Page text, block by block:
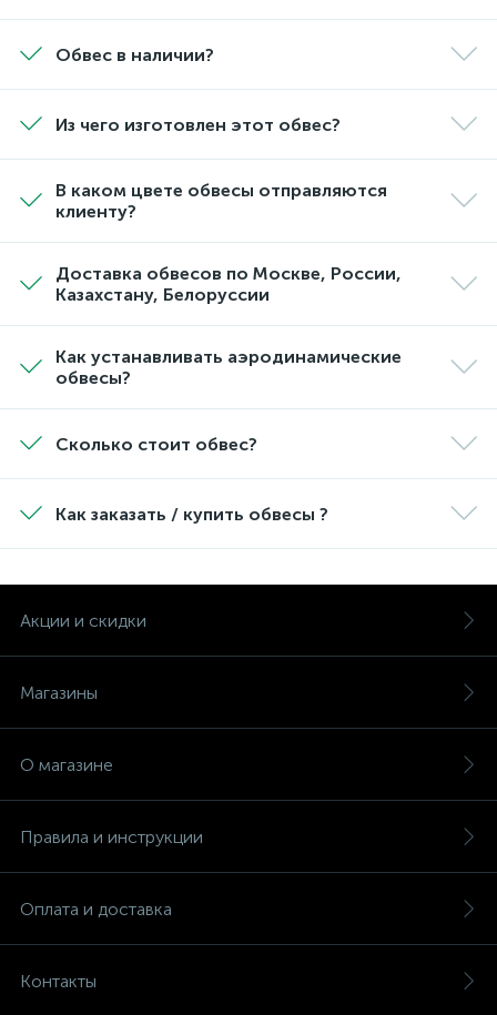
Обвес в наличии?
Из чего изготовлен этот обвес?
В каком цвете обвесы отправляются
клиенту?
Доставка обвесов по Москве, России,
Казахстану, Белоруссии
Как устанавливать аэродинамические
обвесы?
Сколько стоит обвес?
Как заказать / купить обвесы ?
Акции и скидки
Магазины
О магазине
Правила и инструкции
Оплата и доставка
Контакты